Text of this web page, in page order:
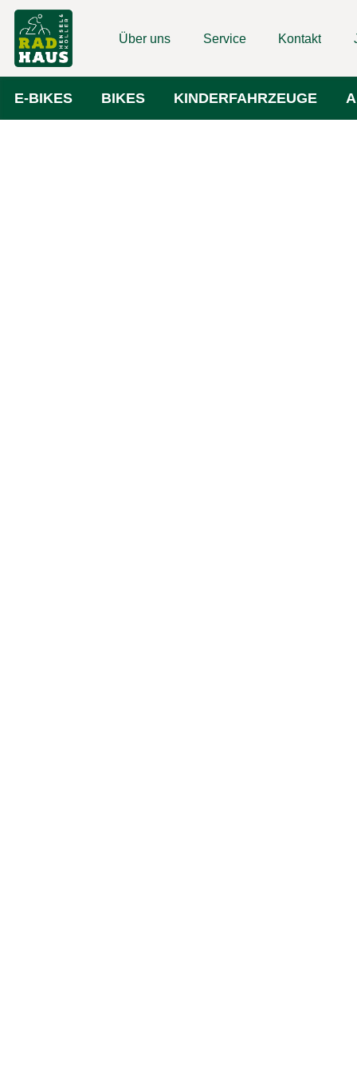
Über uns Service Kontakt
E-BIKES BIKES KINDERFAHRZEUGE